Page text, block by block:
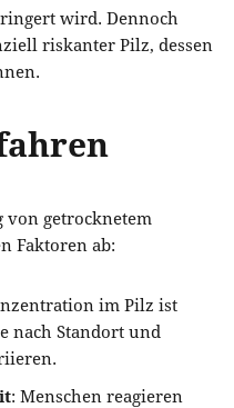
wird. Dennoch
riskanter Pilz, dessen
von getrocknetem
Faktoren ab:
im Pilz ist
nach Standort und
: Menschen reagieren